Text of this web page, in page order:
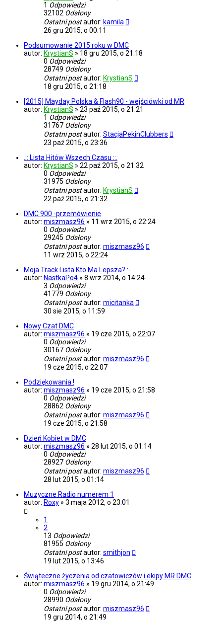
1 Odpowiedzi
32102 Odsłony
Ostatni postautor: kamila
26 gru 2015, o 00:11
Podsumowanie 2015 roku w DMC
autor: KrystianS » 18 gru 2015, o 21:18
0 Odpowiedzi
28749 Odsłony
Ostatni postautor: KrystianS
18 gru 2015, o 21:18
[2015] Mayday Polska & Flash90 - wejściówki od MR
autor: KrystianS » 23 paź 2015, o 21:21
1 Odpowiedzi
31767 Odsłony
Ostatni postautor: StacjaPekinClubbers
23 paź 2015, o 23:36
.:: Lista Hitów Wszech Czasu ::.
autor: KrystianS » 22 paź 2015, o 21:32
0 Odpowiedzi
31975 Odsłony
Ostatni postautor: KrystianS
22 paź 2015, o 21:32
DMC 900 -przemówienie
autor: miszmasz96 » 11 wrz 2015, o 22:24
0 Odpowiedzi
29245 Odsłony
Ostatni postautor: miszmasz96
11 wrz 2015, o 22:24
Moja Track Lista Kto Ma Lepsza? :-
autor: NastkaPo4 » 8 wrz 2014, o 14:24
3 Odpowiedzi
41779 Odsłony
Ostatni postautor: micitanka
30 sie 2015, o 11:59
Nowy Czat DMC
autor: miszmasz96 » 19 cze 2015, o 22:07
0 Odpowiedzi
30167 Odsłony
Ostatni postautor: miszmasz96
19 cze 2015, o 22:07
Podziękowania !
autor: miszmasz96 » 19 cze 2015, o 21:58
0 Odpowiedzi
28862 Odsłony
Ostatni postautor: miszmasz96
19 cze 2015, o 21:58
Dzień Kobiet w DMC
autor: miszmasz96 » 28 lut 2015, o 01:14
0 Odpowiedzi
28927 Odsłony
Ostatni postautor: miszmasz96
28 lut 2015, o 01:14
Muzyczne Radio numerem 1
autor: Roxy » 3 maja 2012, o 23:01
1
2
13 Odpowiedzi
81955 Odsłony
Ostatni postautor: smithjon
19 lut 2015, o 13:46
Świąteczne życzenia od czatowiczów i ekipy MR DMC
autor: miszmasz96 » 19 gru 2014, o 21:49
0 Odpowiedzi
28990 Odsłony
Ostatni postautor: miszmasz96
19 gru 2014, o 21:49